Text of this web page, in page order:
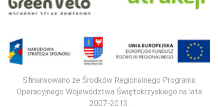
Sfinansowano ze Środków Regionalnego Programu
Operacyjnego Województwa Świętokrzyskiego na lata
2007-2013.